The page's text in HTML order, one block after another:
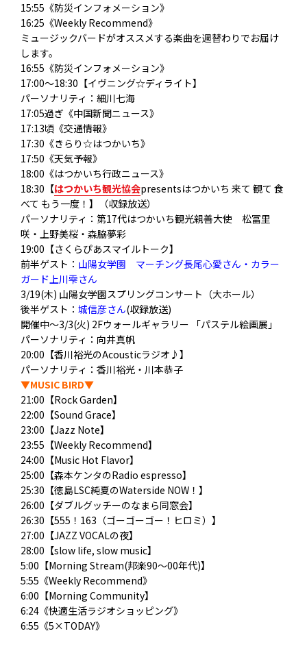
15:55《防災インフォメーション》
16:25《Weekly Recommend》
ミュージックバードがオススメする楽曲を週替わりでお届け
します。
16:55《防災インフォメーション》
17:00～18:30【イヴニング☆ディライト】
パーソナリティ：細川七海
17:05過ぎ《中国新聞ニュース》
17:13頃《交通情報》
17:30《きらり☆はつかいち》
17:50《天気予報》
18:00《はつかいち行政ニュース》
18:30【はつかいち観光協会presentsはつかいち 来て 観て 食
べて もう一度！】（収録放送）
パーソナリティ：第17代はつかいち観光親善大使 松冨里
咲・上野美桜・森脇夢彩
19:00【さくらぴあスマイルトーク】
前半ゲスト： 山陽女学園 マーチング長尾心愛さん・カラー
ガード上川雫さん
3/19(木) 山陽女学園スプリングコンサート（大ホール）
後半ゲスト： 城信彦さん(収録放送)
開催中～3/3(火) 2Fウォールギャラリー 「パステル絵画展」
パーソナリティ：向井真帆
20:00【香川裕光のAcousticラジオ♪】
パーソナリティ：香川裕光・川本恭子
▼MUSIC BIRD▼
21:00【Rock Garden】
22:00【Sound Grace】
23:00【Jazz Note】
23:55【Weekly Recommend】
24:00【Music Hot Flavor】
25:00【森本ケンタのRadio espresso】
25:30【徳島LSC純夏のWaterside NOW！】
26:00【ダブルグッチーのなまら同窓会】
26:30【555！163（ゴーゴーゴー！ヒロミ）】
27:00【JAZZ VOCALの夜】
28:00【slow life, slow music】
5:00【Morning Stream(邦楽90～00年代)】
5:55《Weekly Recommend》
6:00【Morning Community】
6:24《快適生活ラジオショッピング》
6:55《5×TODAY》